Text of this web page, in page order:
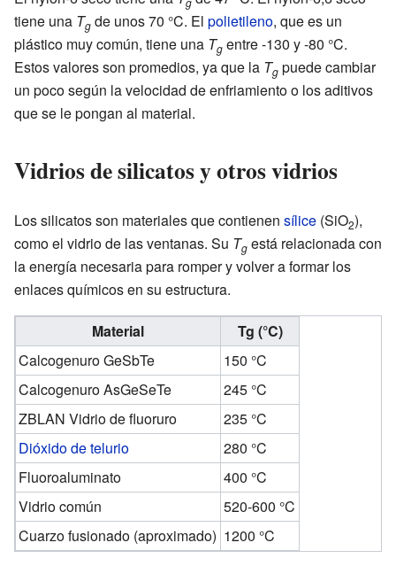
tiene una Tg de unos 70 °C. El polietileno, que es un
plástico muy común, tiene una Tg entre -130 y -80 °C.
Estos valores son promedios, ya que la Tg puede cambiar
un poco según la velocidad de enfriamiento o los aditivos
que se le pongan al material.
Vidrios de silicatos y otros vidrios
Los silicatos son materiales que contienen sílice (SiO2),
como el vidrio de las ventanas. Su Tg está relacionada con
la energía necesaria para romper y volver a formar los
enlaces químicos en su estructura.
Material
Tg (°C)
Calcogenuro GeSbTe
150 °C
Calcogenuro AsGeSeTe
245 °C
ZBLAN Vidrio de fluoruro
235 °C
Dióxido de telurio
280 °C
Fluoroaluminato
400 °C
Vidrio común
520-600 °C
Cuarzo fusionado (aproximado) 1200 °C